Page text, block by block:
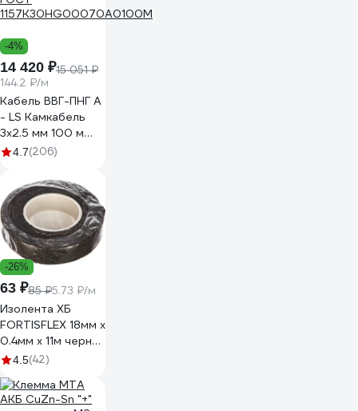
-4%
14 420 ₽15 051 ₽
144.2 ₽/м
Кабель ВВГ-ПНГ А
- LS Камкабель
3x2.5 мм 100 м
ГОСТ
4.7(206)
-26%
63 ₽85 ₽5.73 ₽/м
Изолента ХБ
FORTISFLEX 18мм х
0.4мм х 11м черная
71242
4.5(42)